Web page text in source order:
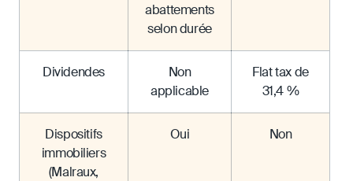
abattements
selon durée
Dividendes
Non
applicable
Flat tax de
31,4 %
Dispositifs
immobiliers
(Malraux,
Oui Non